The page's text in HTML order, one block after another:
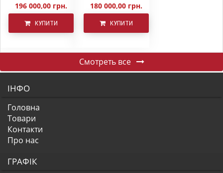
196 000,00 грн.
КУПИТИ
180 000,00 грн.
КУПИТИ
Смотреть все
ІНФО
Головна
Товари
Контакти
Про нас
ГРАФІК